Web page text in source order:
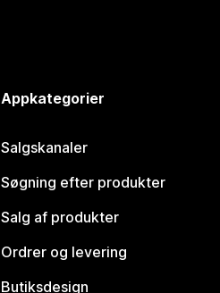
Appkategorier
Salgskanaler
Søgning efter produkter
Salg af produkter
Ordrer og levering
Butiksdesign